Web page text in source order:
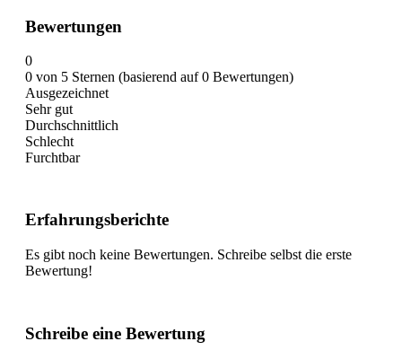
Bewertungen
0
0 von 5 Sternen (basierend auf 0 Bewertungen)
Ausgezeichnet
Sehr gut
Durchschnittlich
Schlecht
Furchtbar
Erfahrungsberichte
Es gibt noch keine Bewertungen. Schreibe selbst die erste
Bewertung!
Schreibe eine Bewertung